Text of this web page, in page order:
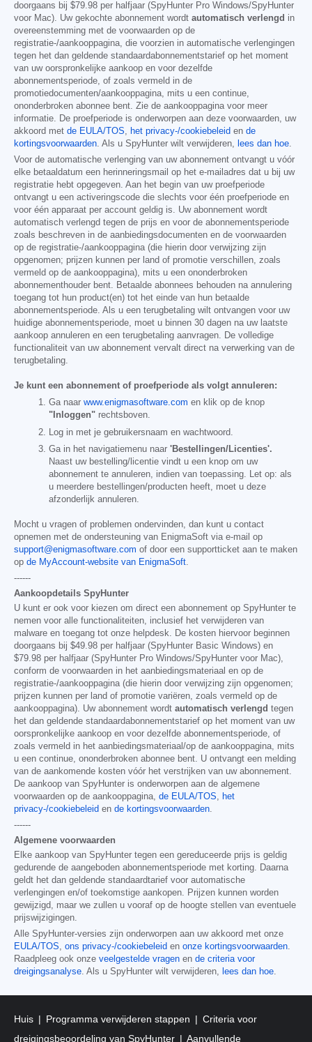
doorgaans bij $79.98 per halfjaar (SpyHunter Pro Windows/SpyHunter
voor Mac). Uw gekochte abonnement wordt automatisch verlengd in
overeenstemming met de voorwaarden op de
registratie-/aankooppagina, die voorzien in automatische verlengingen
tegen het dan geldende standaardabonnementstarief op het moment
van uw oorspronkelijke aankoop en voor dezelfde
abonnementsperiode, of zoals vermeld in de
promotiedocumenten/aankooppagina, mits u een continue,
ononderbroken abonnee bent. Zie de aankooppagina voor meer
informatie. De proefperiode is onderworpen aan deze voorwaarden, uw
akkoord met de EULA/TOS, het privacy-/cookiebeleid en de
kortingsvoorwaarden. Als u SpyHunter wilt verwijderen, lees dan hoe.
Voor de automatische verlenging van uw abonnement ontvangt u vóór
elke betaaldatum een herinneringsmail op het e-mailadres dat u bij uw
registratie hebt opgegeven. Aan het begin van uw proefperiode
ontvangt u een activeringscode die slechts voor één proefperiode en
voor één apparaat per account geldig is. Uw abonnement wordt
automatisch verlengd tegen de prijs en voor de abonnementsperiode
zoals beschreven in de aanbiedingsdocumenten en de voorwaarden
op de registratie-/aankooppagina (die hierin door verwijzing zijn
opgenomen; prijzen kunnen per land of promotie verschillen, zoals
vermeld op de aankooppagina), mits u een ononderbroken
abonnementhouder bent. Betaalde abonnees behouden na annulering
toegang tot hun product(en) tot het einde van hun betaalde
abonnementsperiode. Als u een terugbetaling wilt ontvangen voor uw
huidige abonnementsperiode, moet u binnen 30 dagen na uw laatste
aankoop annuleren en een terugbetaling aanvragen. De volledige
functionaliteit van uw abonnement vervalt direct na verwerking van de
terugbetaling.
Je kunt een abonnement of proefperiode als volgt annuleren:
Ga naar www.enigmasoftware.com en klik op de knop
"Inloggen" rechtsboven.
Log in met je gebruikersnaam en wachtwoord.
Ga in het navigatiemenu naar 'Bestellingen/Licenties'.
Naast uw bestelling/licentie vindt u een knop om uw
abonnement te annuleren, indien van toepassing. Let op: als
u meerdere bestellingen/producten heeft, moet u deze
afzonderlijk annuleren.
Mocht u vragen of problemen ondervinden, dan kunt u contact
opnemen met de ondersteuning van EnigmaSoft via e-mail op
support@enigmasoftware.com of door een supportticket aan te maken
op de MyAccount-website van EnigmaSoft.
------
Aankoopdetails SpyHunter
U kunt er ook voor kiezen om direct een abonnement op SpyHunter te
nemen voor alle functionaliteiten, inclusief het verwijderen van
malware en toegang tot onze helpdesk. De kosten hiervoor beginnen
doorgaans bij $49.98 per halfjaar (SpyHunter Basic Windows) en
$79.98 per halfjaar (SpyHunter Pro Windows/SpyHunter voor Mac),
conform de voorwaarden in het aanbiedingsmateriaal en op de
registratie-/aankooppagina (die hierin door verwijzing zijn opgenomen;
prijzen kunnen per land of promotie variëren, zoals vermeld op de
aankooppagina). Uw abonnement wordt automatisch verlengd tegen
het dan geldende standaardabonnementstarief op het moment van uw
oorspronkelijke aankoop en voor dezelfde abonnementsperiode, of
zoals vermeld in het aanbiedingsmateriaal/op de aankooppagina, mits
u een continue, ononderbroken abonnee bent. U ontvangt een melding
van de aankomende kosten vóór het verstrijken van uw abonnement.
De aankoop van SpyHunter is onderworpen aan de algemene
voorwaarden op de aankooppagina, de EULA/TOS, het
privacy-/cookiebeleid en de kortingsvoorwaarden.
------
Algemene voorwaarden
Elke aankoop van SpyHunter tegen een gereduceerde prijs is geldig
gedurende de aangeboden abonnementsperiode met korting. Daarna
geldt het dan geldende standaardtarief voor automatische
verlengingen en/of toekomstige aankopen. Prijzen kunnen worden
gewijzigd, maar we zullen u vooraf op de hoogte stellen van eventuele
prijswijzigingen.
Alle SpyHunter-versies zijn onderworpen aan uw akkoord met onze
EULA/TOS, ons privacy-/cookiebeleid en onze kortingsvoorwaarden.
Raadpleeg ook onze veelgestelde vragen en de criteria voor
dreigingsanalyse. Als u SpyHunter wilt verwijderen, lees dan hoe.
Huis Programma verwijderen stappen
Criteria voor
dreigingsbeoordeling van SpyHunter
Aanvullende